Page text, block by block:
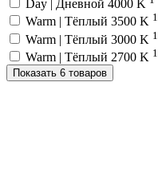
Day | Дневной 4000 K
Warm | Тёплый 3500 K 1
Warm | Тёплый 3000 K 1
Warm | Тёплый 2700 K 1
Показать 6 товаров